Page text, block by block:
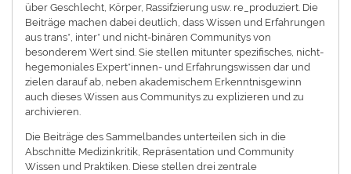
über Geschlecht, Körper, Rassifzierung usw. re_produziert. Die
Beiträge machen dabei deutlich, dass Wissen und Erfahrungen
aus trans*, inter* und nicht-binären Communitys von
besonderem Wert sind. Sie stellen mitunter spezifisches, nicht-
hegemoniales Expert*innen- und Erfahrungswissen dar und
zielen darauf ab, neben akademischem Erkenntnisgewinn
auch dieses Wissen aus Communitys zu explizieren und zu
archivieren.
Die Beiträge des Sammelbandes unterteilen sich in die
Abschnitte Medizinkritik, Repräsentation und Community
Wissen und Praktiken. Diese stellen drei zentrale